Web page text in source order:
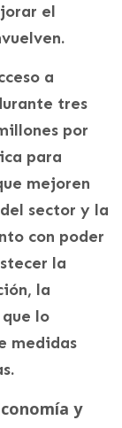
el
a
tres
por
para
mejoren
sector y la
con poder
la
la
lo
medidas
y